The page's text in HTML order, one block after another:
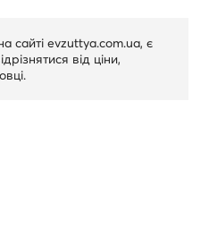
сайті evzuttya.com.ua, є
від ціни,